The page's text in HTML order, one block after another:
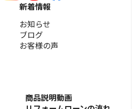
新着情報
お知らせ
ブログ
お客様の声
商品説明動画